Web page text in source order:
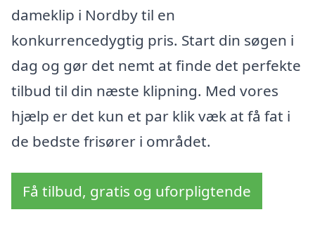
dameklip i Nordby til en
konkurrencedygtig pris. Start din søgen i
dag og gør det nemt at finde det perfekte
tilbud til din næste klipning. Med vores
hjælp er det kun et par klik væk at få fat i
de bedste frisører i området.
Få tilbud, gratis og uforpligtende